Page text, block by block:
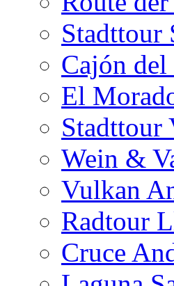
Stadttour
Cajón
El
Stadttour
Wein &
Vulkan
Radtour
Cruce